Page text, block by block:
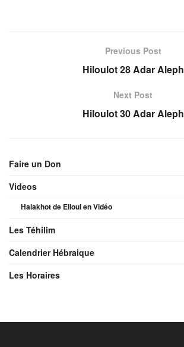
Previous Post
Hiloulot 28 Adar Aleph
Next Post
Hiloulot 30 Adar Aleph
Faire un Don
Videos
Halakhot de Elloul en Vidéo
Les Téhilim
Calendrier Hébraique
Les Horaires